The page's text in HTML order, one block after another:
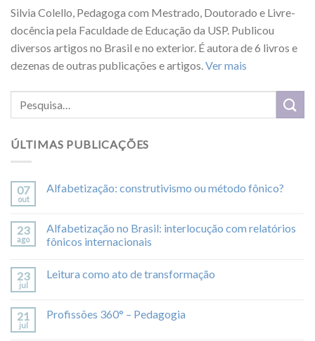
Silvia Colello, Pedagoga com Mestrado, Doutorado e Livre-
docência pela Faculdade de Educação da USP. Publicou
diversos artigos no Brasil e no exterior. É autora de 6 livros e
dezenas de outras publicações e artigos.Ver mais
ÚLTIMAS PUBLICAÇÕES
07
out
Alfabetização: construtivismo ou método fônico?
23
ago
Alfabetização no Brasil: interlocução com relatórios
fônicos internacionais
23
jul
Leitura como ato de transformação
21
jul
Profissões 360° – Pedagogia